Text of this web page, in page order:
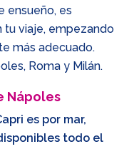
ensueño, es
tu viaje, empezando
más adecuado.
Roma y Milán.
Nápoles
es por mar,
todo el